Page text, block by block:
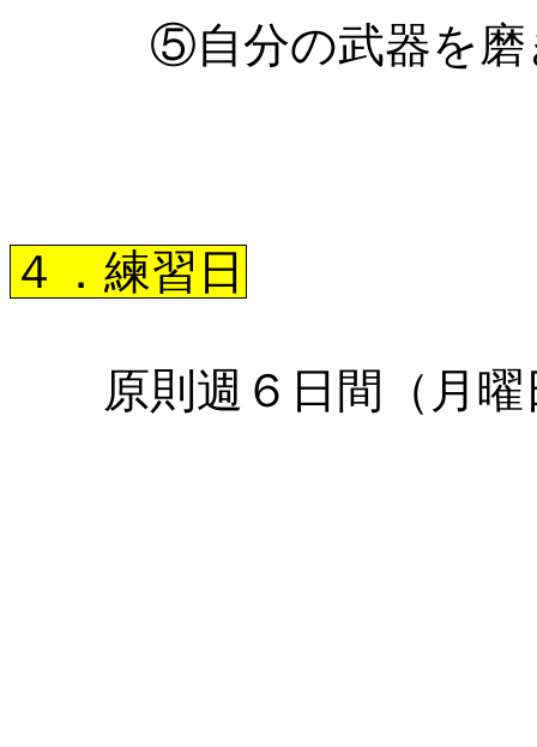
⑤自分の武器を磨
４．練習日
原則週６日間（月曜